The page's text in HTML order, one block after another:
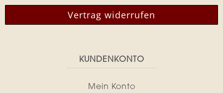
Vertrag widerrufen
KUNDENKONTO
Mein Konto